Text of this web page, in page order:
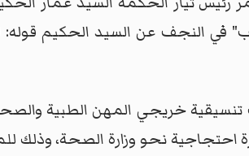
احتجاجية نحو وزارة الصحة، وذلك